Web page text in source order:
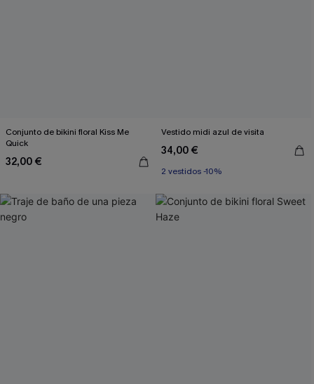
Conjunto de bikini floral Kiss Me
Quick
32,00 €
Vestido midi azul de visita
34,00 €
2 vestidos -10%